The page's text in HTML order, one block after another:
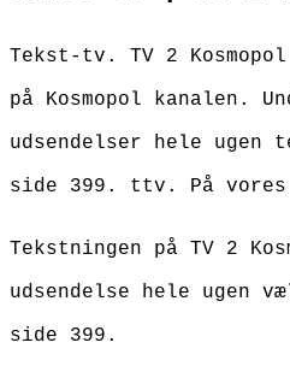
Tekst-tv. TV 2
på Kosmopol kanalen.
udsendelser hele ugen
side 399. ttv. På
Tekstningen på TV 2
udsendelse hele ugen
side 399.